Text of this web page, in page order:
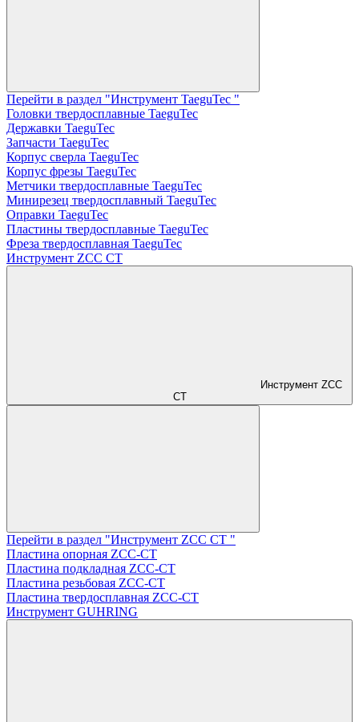
Перейти в раздел "Инструмент TaeguTec "
Головки твердосплавные TaeguTec
Державки TaeguTec
Запчасти TaeguTec
Корпус сверла TaeguTec
Корпус фрезы TaeguTec
Метчики твердосплавные TaeguTec
Минирезец твердосплавный TaeguTec
Оправки TaeguTec
Пластины твердосплавные TaeguTec
Фреза твердосплавная TaeguTec
Инструмент ZCС CT
Инструмент ZCС
CT
Перейти в раздел "Инструмент ZCС CT "
Пластина опорная ZCC-CT
Пластина подкладная ZCC-CT
Пластина резьбовая ZCC-CT
Пластина твердосплавная ZCC-CT
Инструмент GUHRING